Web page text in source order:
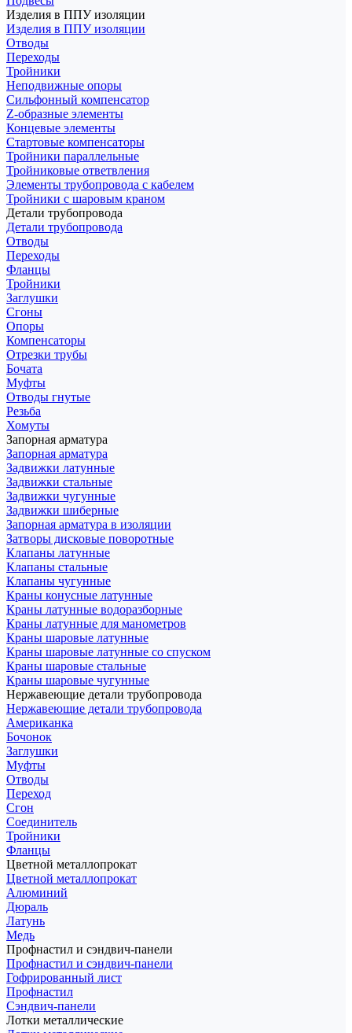
Изделия в ППУ изоляции
Изделия в ППУ изоляции
Отводы
Переходы
Тройники
Неподвижные опоры
Cильфонный компенсатор
Z-образные элементы
Концевые элементы
Стартовые компенсаторы
Тройники параллельные
Тройниковые ответвления
Элементы трубопровода с кабелем
Тройники с шаровым краном
Детали трубопровода
Детали трубопровода
Отводы
Переходы
Фланцы
Тройники
Заглушки
Сгоны
Опоры
Компенсаторы
Отрезки трубы
Бочата
Муфты
Отводы гнутые
Резьба
Хомуты
Запорная арматура
Запорная арматура
Задвижки латунные
Задвижки стальные
Задвижки чугунные
Задвижки шиберные
Запорная арматура в изоляции
Затворы дисковые поворотные
Клапаны латунные
Клапаны стальные
Клапаны чугунные
Краны конусные латунные
Краны латунные водоразборные
Краны латунные для манометров
Краны шаровые латунные
Краны шаровые латунные со спуском
Краны шаровые стальные
Краны шаровые чугунные
Нержавеющие детали трубопровода
Нержавеющие детали трубопровода
Американка
Бочонок
Заглушки
Муфты
Отводы
Переход
Сгон
Соединитель
Тройники
Фланцы
Цветной металлопрокат
Цветной металлопрокат
Алюминий
Дюраль
Латунь
Медь
Профнастил и сэндвич-панели
Профнастил и сэндвич-панели
Гофрированный лист
Профнастил
Сэндвич-панели
Лотки металлические